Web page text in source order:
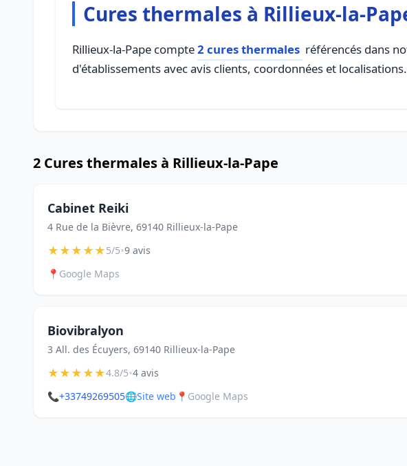
Cures thermales à Rillieux-la-
Rillieux-la-Pape compte2 cures thermales référencés dans
d'établissements avec avis clients, coordonnées et localisations.
2 Cures thermales à Rillieux-la-Pape
Cabinet Reiki
4 Rue de la Bièvre, 69140 Rillieux-la-Pape
★★★★★5/5•9 avis
📍 Google Maps
Biovibralyon
3 All. des Écuyers, 69140 Rillieux-la-Pape
★★★★★4.8/5•4 avis
📞+33749269505🌐Site web 📍 Google Maps